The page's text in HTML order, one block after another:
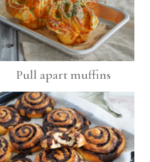
Pull apart muffins